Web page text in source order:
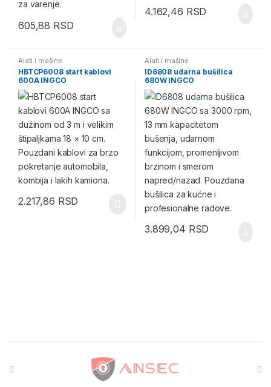
605,88 RSD
4.162,46 RSD
Alati i mašine
HBTCP6008 start kablovi
600A INGCO
2.217,86 RSD
Alati i mašine
ID6808 udarna bušilica
680W INGCO
3.899,04 RSD
Brands Carousel